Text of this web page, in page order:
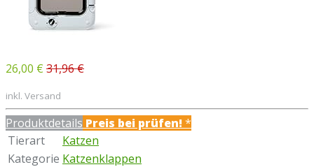
26,00 € 31,96 €
inkl. Versand
Produktdetails Preis bei prüfen!*
Tierart
Katzen
Kategorie Katzenklappen